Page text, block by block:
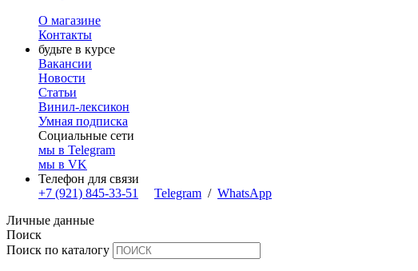
О магазине
Контакты
будьте в курсе
Вакансии
Новости
Статьи
Винил-лексикон
Умная подписка
Социальные сети
мы в Telegram
мы в VK
Телефон для связи
+7 (921) 845-33-51
Telegram / WhatsApp
Личные данные
Поиск
Поиск по каталогу